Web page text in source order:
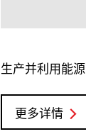
生产并利用能源
更多详情